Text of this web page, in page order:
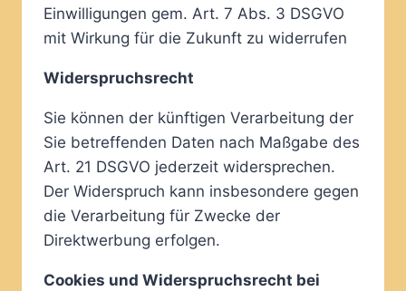
Einwilligungen gem. Art. 7 Abs. 3 DSGVO
mit Wirkung für die Zukunft zu widerrufen
Widerspruchsrecht
Sie können der künftigen Verarbeitung der
Sie betreffenden Daten nach Maßgabe des
Art. 21 DSGVO jederzeit widersprechen.
Der Widerspruch kann insbesondere gegen
die Verarbeitung für Zwecke der
Direktwerbung erfolgen.
Cookies und Widerspruchsrecht bei